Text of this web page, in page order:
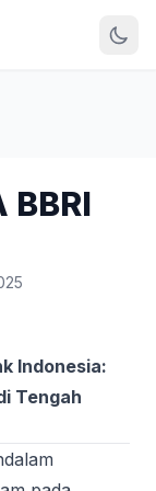
BBRI
Indonesia:
Tengah